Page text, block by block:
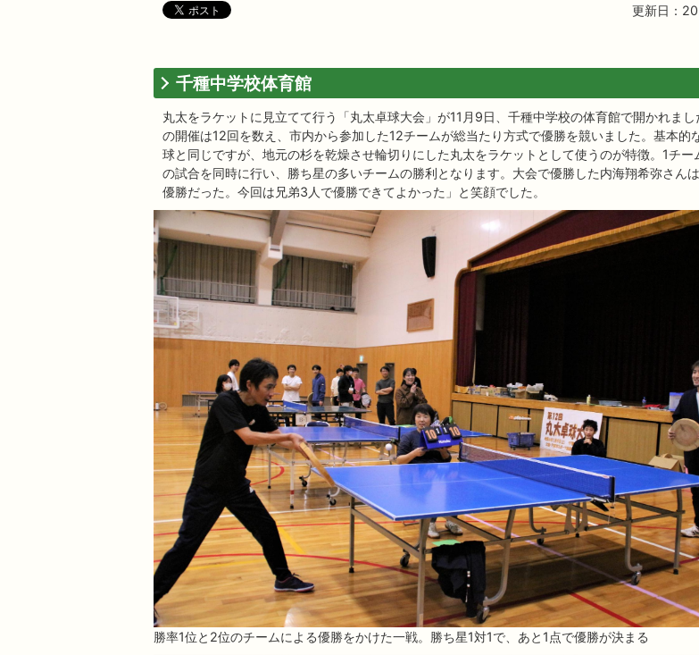
更新日：
千種中学校体育館
丸太をラケットに見立てて行う「丸太卓球大会」が11月9日、千種中学校の体育館で開かれまし
の開催は12回を数え、市内から参加した12チームが総当たり方式で優勝を競いました。基本的
球と同じですが、地元の杉を乾燥させ輪切りにした丸太をラケットとして使うのが特徴。1チー
の試合を同時に行い、勝ち星の多いチームの勝利となります。大会で優勝した内海翔希弥さん
優勝だった。今回は兄弟3人で優勝できてよかった」と笑顔でした。
勝率1位と2位のチームによる優勝をかけた一戦。勝ち星1対1で、あと1点で優勝が決まる